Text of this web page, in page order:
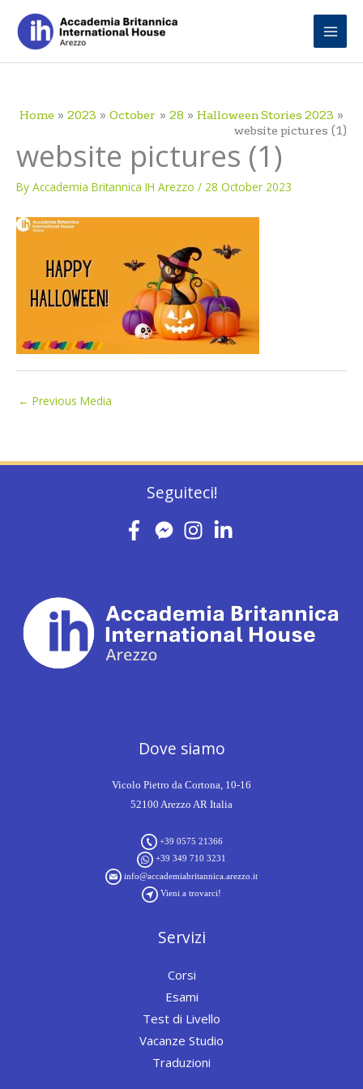
content
Home 2023 October 28
Halloween Stories 2023
website pictures (1)
website pictures (1)
By Accademia Britannica IH Arezzo / 28 October 2023
← Previous Media
Seguiteci!
Dove siamo
Vicolo Pietro da Cortona, 10-16
52100 Arezzo AR Italia
+39 0575 21366
+39 349 710 3231
info@accademiabritannica.arezzo.it
Vieni a trovarci!
Servizi
Corsi
Esami
Test di Livello
Vacanze Studio
Traduzioni